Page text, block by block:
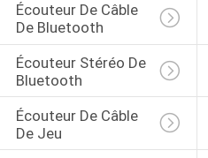
Écouteur De Câble
De Bluetooth
Écouteur Stéréo De
Bluetooth
Écouteur De Câble
De Jeu